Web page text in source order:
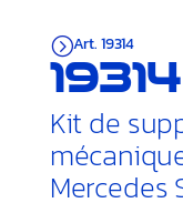
=Art. 19314
19314
Kit de
Mercedes